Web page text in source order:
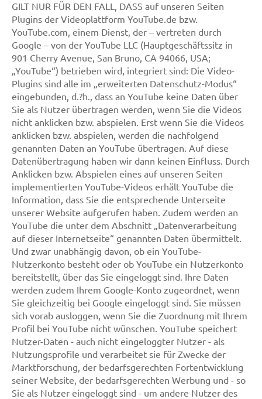
GILT NUR FÜR DEN FALL, DASS auf unseren Seiten
Plugins der Videoplattform YouTube.de bzw.
YouTube.com, einem Dienst, der – vertreten durch
Google – von der YouTube LLC (Hauptgeschäftssitz in
901 Cherry Avenue, San Bruno, CA 94066, USA;
„YouTube“) betrieben wird, integriert sind: Die Video-
Plugins sind alle im „erweiterten Datenschutz-Modus“
eingebunden, d.?h., dass an YouTube keine Daten über
Sie als Nutzer übertragen werden, wenn Sie die Videos
nicht anklicken bzw. abspielen. Erst wenn Sie die Videos
anklicken bzw. abspielen, werden die nachfolgend
genannten Daten an YouTube übertragen. Auf diese
Datenübertragung haben wir dann keinen Einfluss. Durch
Anklicken bzw. Abspielen eines auf unseren Seiten
implementierten YouTube-Videos erhält YouTube die
Information, dass Sie die entsprechende Unterseite
unserer Website aufgerufen haben. Zudem werden an
YouTube die unter dem Abschnitt „Datenverarbeitung
auf dieser Internetseite“ genannten Daten übermittelt.
Und zwar unabhängig davon, ob ein YouTube-
Nutzerkonto besteht oder ob YouTube ein Nutzerkonto
bereitstellt, über das Sie eingeloggt sind. Ihre Daten
werden zudem Ihrem Google-Konto zugeordnet, wenn
Sie gleichzeitig bei Google eingeloggt sind. Sie müssen
sich vorab ausloggen, wenn Sie die Zuordnung mit Ihrem
Profil bei YouTube nicht wünschen. YouTube speichert
Nutzer-Daten - auch nicht eingeloggter Nutzer - als
Nutzungsprofile und verarbeitet sie für Zwecke der
Marktforschung, der bedarfsgerechten Fortentwicklung
seiner Website, der bedarfsgerechten Werbung und - so
Sie als Nutzer eingeloggt sind - um andere Nutzer des